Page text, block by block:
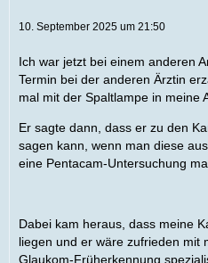
10. September 2025 um 21:50
Ich war jetzt bei einem anderen
Termin bei der anderen Ärztin
mal mit der Spaltlampe in meine
Er sagte dann, dass er zu den
sagen kann, wenn man diese
eine Pentacam-Untersuchung
Dabei kam heraus, dass meine
liegen und er wäre zufrieden mit
Glaukom-Früherkennung